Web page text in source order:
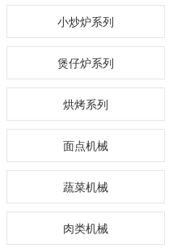
小炒炉系列
煲仔炉系列
烘烤系列
面点机械
蔬菜机械
肉类机械